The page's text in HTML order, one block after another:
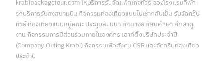
krabipackagetour.com ให้บริการรับจัดแพ็คเกจทัวร์ จองโรงแรมที่พัก
รถบริการรับส่งสนามบิน กิจกรรมท่องเที่ยวแบบไปเช้ากลับเย็น รับจัดกรุ๊ป
ทัวร์ ท่องเที่ยวแบบหมู่คณะ ประชุมสัมมนา ทัศนาจร ทัศนศึกษา ศึกษาดู
งาน กิจกรรมการมีส่วนร่วมภายในองค์กร เอาท์ติ้งบริษัทประจำปี
(Company Outing Krabi) กิจกรรมเพื่อสังคม CSR และจัดทริปท่องเที่ยว
ประจำปี